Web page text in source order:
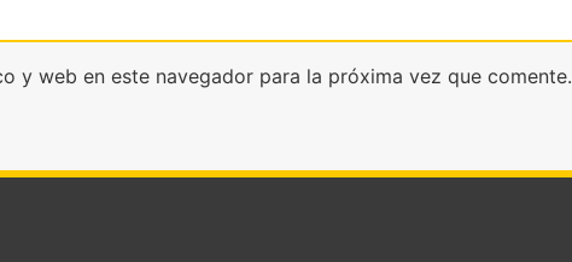
y web en este navegador para la próxima vez que comente.